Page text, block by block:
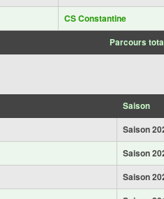
CS Constantine
Parcours
Saison
Saison
Saison
Saison